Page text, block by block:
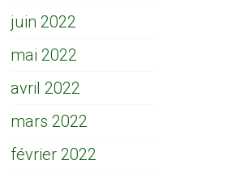
juin 2022
mai 2022
avril 2022
mars 2022
février 2022